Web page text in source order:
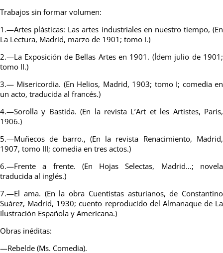
Trabajos sin formar volumen:
1.—Artes plásticas: Las artes industriales en nuestro tiempo, (En
La Lectura, Madrid, marzo de 1901; tomo I.)
2.—La Exposición de Bellas Artes en 1901. (Ídem julio de 1901;
tomo II.)
3.— Misericordia. (En Helios, Madrid, 1903; tomo I; comedia en
un acto, traducida al francés.)
4.—Sorolla y Bastida. (En la revista L’Art et les Artistes, Paris,
1906.)
5.—Muñecos de barro., (En la revista Renacimiento, Madrid,
1907, tomo III; comedia en tres actos.)
6.—Frente a frente. (En Hojas Selectas, Madrid…; novela
traducida al inglés.)
7.—El ama. (En la obra Cuentistas asturianos, de Constantino
Suárez, Madrid, 1930; cuento reproducido del Almanaque de La
Ilustración Española y Americana.)
Obras inéditas:
—Rebelde (Ms. Comedia).